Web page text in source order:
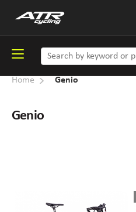
Home Genio
Genio